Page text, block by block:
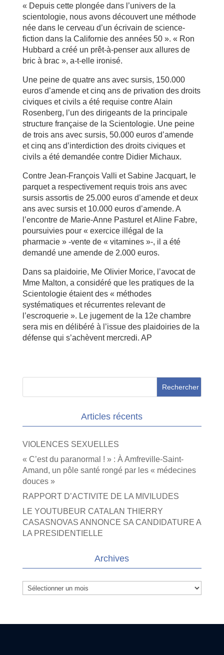
« Depuis cette plongée dans l’univers de la
scientologie, nous avons découvert une méthode
née dans le cerveau d’un écrivain de science-
fiction dans la Californie des années 50 ». « Ron
Hubbard a créé un prêt-à-penser aux allures de
bric à brac », a-t-elle ironisé.
Une peine de quatre ans avec sursis, 150.000
euros d’amende et cinq ans de privation des droits
civiques et civils a été requise contre Alain
Rosenberg, l’un des dirigeants de la principale
structure française de la Scientologie. Une peine
de trois ans avec sursis, 50.000 euros d’amende
et cinq ans d’interdiction des droits civiques et
civils a été demandée contre Didier Michaux.
Contre Jean-François Valli et Sabine Jacquart, le
parquet a respectivement requis trois ans avec
sursis assortis de 25.000 euros d’amende et deux
ans avec sursis et 10.000 euros d’amende. A
l’encontre de Marie-Anne Pasturel et Aline Fabre,
poursuivies pour « exercice illégal de la
pharmacie » -vente de « vitamines »-, il a été
demandé une amende de 2.000 euros.
Dans sa plaidoirie, Me Olivier Morice, l’avocat de
Mme Malton, a considéré que les pratiques de la
Scientologie étaient des « méthodes
systématiques et récurrentes relevant de
l’escroquerie ». Le jugement de la 12e chambre
sera mis en délibéré à l’issue des plaidoiries de la
défense qui s’achèvent mercredi. AP
Articles récents
VIOLENCES SEXUELLES
« C’est du paranormal ! » : À Amfreville-Saint-
Amand, un pôle santé rongé par les « médecines
douces »
RAPPORT D’ACTIVITE DE LA MIVILUDES
LE YOUTUBEUR CATALAN THIERRY
CASASNOVAS ANNONCE SA CANDIDATURE A
LA PRESIDENTIELLE
Archives
Archives